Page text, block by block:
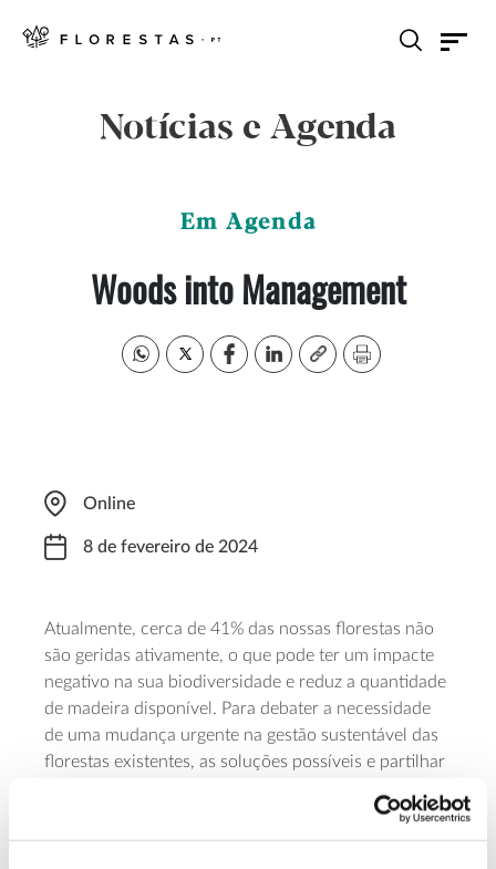
Notícias e Agenda
Em Agenda
Woods into Management
Online
8 de fevereiro de 2024
Atualmente, cerca de 41% das nossas florestas não
são geridas ativamente, o que pode ter um impacte
negativo na sua biodiversidade e reduz a quantidade
de madeira disponível. Para debater a necessidade
de uma mudança urgente na gestão sustentável das
florestas existentes, as soluções possíveis e partilhar
Chartered Institute of
Ecology and Environmental Management(CIEEM), a